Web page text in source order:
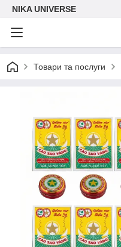
NIKA UNIVERSE
Товари та послуги